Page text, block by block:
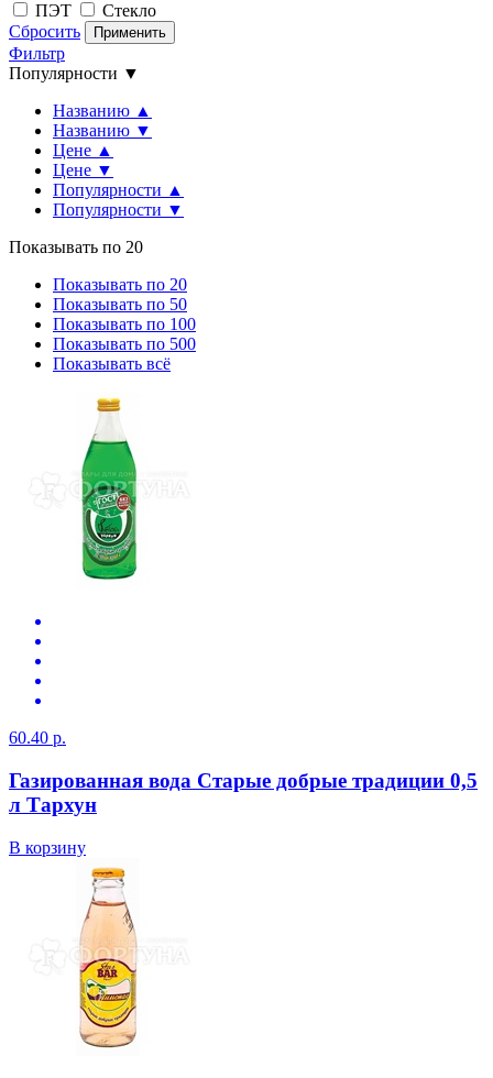
ПЭТ
Стекло
Сбросить
Применить
Фильтр
Популярности ▼
Названию ▲
Названию ▼
Цене ▲
Цене ▼
Популярности ▲
Популярности ▼
Показывать по 20
Показывать по 20
Показывать по 50
Показывать по 100
Показывать по 500
Показывать всё
60.40 р.
Газированная вода Старые добрые традиции 0,5
л Тархун
В корзину